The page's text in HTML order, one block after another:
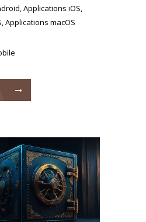
Applications iOS
Applications macOS